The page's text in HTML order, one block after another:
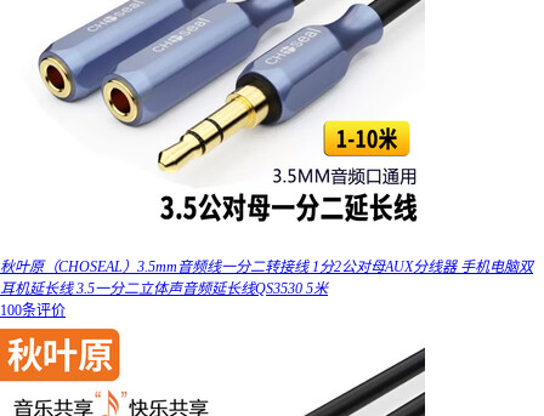
秋叶原（CHOSEAL）3.5mm音频线一分二转接线 1分2公对母AUX分线器 手机电脑双
耳机延长线 3.5一分二立体声音频延长线QS3530 5米
100条评价